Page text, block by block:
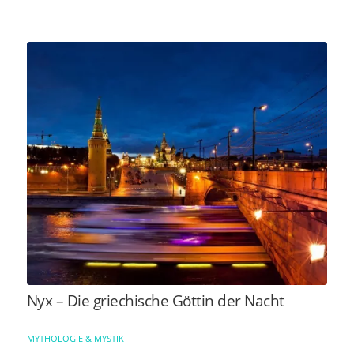
Nyx – Die griechische Göttin der Nacht
MYTHOLOGIE & MYSTIK